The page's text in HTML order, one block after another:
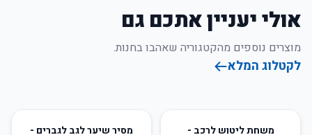
אולי יעניין אתכם גם
מוצרים נוספים מהקטגוריה שאהבו בחנות.
לקטלוג המלא
68משחת ליטוש לרכב -
8
מסיר שיער לגב לגברים -